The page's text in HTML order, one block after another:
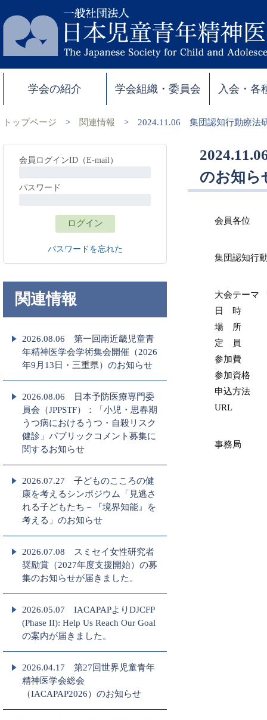
学会の紹介 学会組織・委員会 入会・各
トップページ > 関連情報 > 2024.11.06 集団認知行動療法
のお知ら
会員各位
集団認知行
大会テーマ
日 時
場 所
定 員
参加費
参加資格
申込方法
URL
事務局
会員ログインID（E-mail）
パスワード
パスワードを忘れた
関連情報
2026.08.06 第一回南近畿児童青
年精神医学会学術集会開催（2026
年9月13日・三重県）のお知らせ
2026.08.06 日本予防医療専門委
員会（JPPSTF）：「小児・思春期
うつ病におけるうつ・自殺リスク
健診」パブリックコメント募集に
関するお知らせ
2026.07.27 子どものこころの健
康を考えるシンポジウム「見逃さ
れる子どもたち－『境界知能』を
考える」のお知らせ
2026.07.08 スミセイ女性研究者
奨励賞（2027年度支援開始）の募
集のお知らせが届きました。
2026.05.07 IACAPAPよりDJCFP
(Phase II): Help Us Reach Our Goal
の案内が届きました。
2026.04.17 第27回世界児童青年
精神医学会総会
（IACAPAP2026）のお知らせ